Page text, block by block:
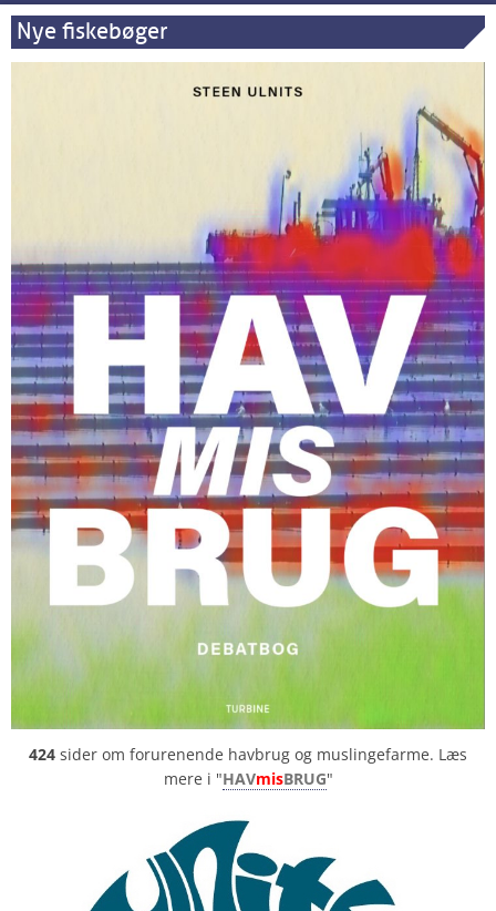
Nye fiskebøger
424 sider om forurenende havbrug og muslingefarme. Læs
mere i "HAVmisBRUG"